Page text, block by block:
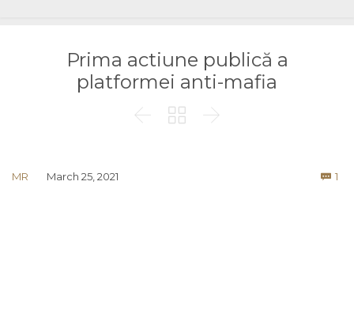
Prima actiune publică a
platformei anti-mafia
  
MR March 25, 2021  1